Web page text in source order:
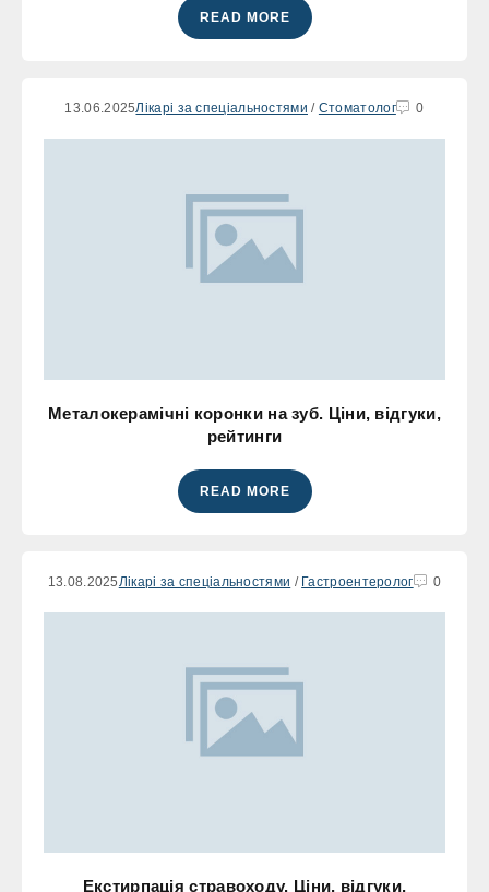
READ MORE
13.06.2025Лікарі за спеціальностями / Стоматолог 0
Металокерамічні коронки на зуб. Ціни, відгуки,
рейтинги
READ MORE
13.08.2025 Лікарі за спеціальностями / Гастроентеролог 0
Екстирпація стравоходу. Ціни, відгуки,